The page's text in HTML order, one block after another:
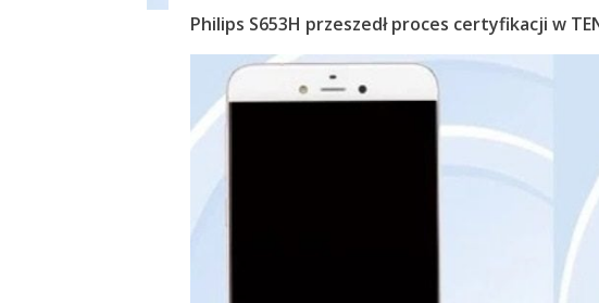
Philips S653H przeszedł proces certyfikacji w